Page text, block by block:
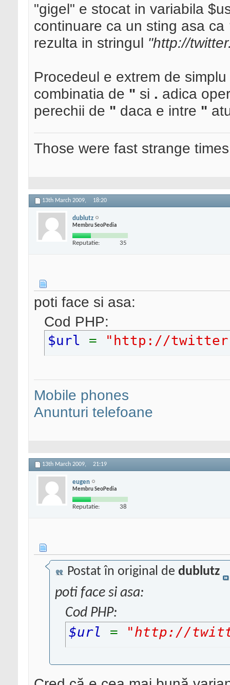
"gigel" e stocat in variabila
continuare ca un sting asa ca
rezulta in stringul "http://
Procedeul e extrem de
combinatia de " si . adica
perechii de " daca e intre "
Those were fast strange
13th March 2009, 18:20
dublutz
Membru SeoPedia
Reputatie: 35
poti face si asa:
Cod PHP:
$url = "http://
Mobile phones
Anunturi telefoane
13th March 2009, 21:19
eugen
Membru SeoPedia
Reputatie: 38
Postat în original de dublutz
poti face si asa:
Cod PHP:
$url = "http://